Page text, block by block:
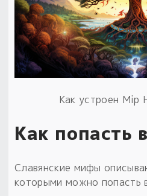
Оберег в подарок
к заказу от 3 тыс. руб.
Как устроен Мiр
Как попасть
Славянские мифы
которыми можно попасть